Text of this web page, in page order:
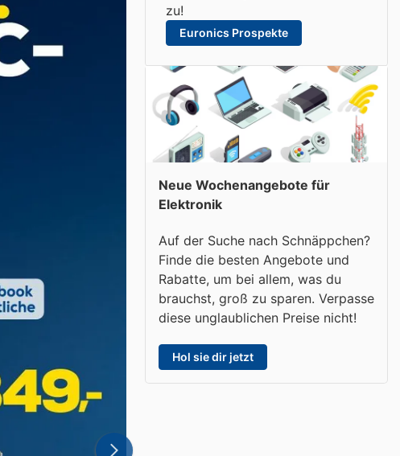
zu!
Euronics Prospekte
Neue Wochenangebote für
Elektronik
Auf der Suche nach Schnäppchen?
Finde die besten Angebote und
Rabatte, um bei allem, was du
brauchst, groß zu sparen. Verpasse
diese unglaublichen Preise nicht!
Hol sie dir jetzt